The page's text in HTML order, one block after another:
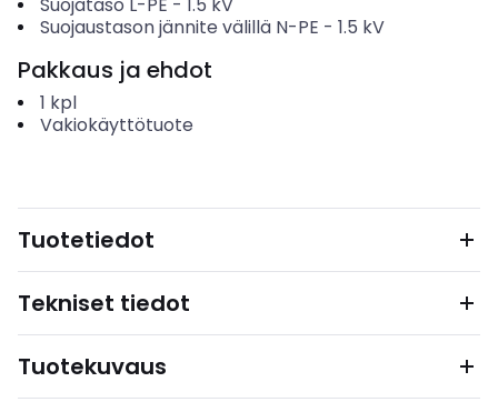
Suojaustason jännite välillä N-PE - 1.5 kV
Pakkaus ja ehdot
1 kpl
Vakiokäyttötuote
Tuotetiedot
Tekniset tiedot
Tuotekuvaus